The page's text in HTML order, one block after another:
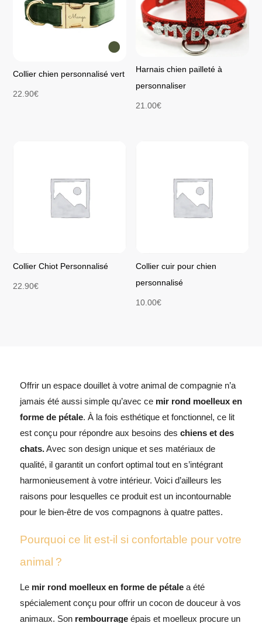
Collier chien personnalisé vert
22.90€
Harnais chien pailleté à
personnaliser
21.00€
Collier Chiot Personnalisé
22.90€
Collier cuir pour chien
personnalisé
10.00€
Offrir un espace douillet à votre animal de compagnie n’a
jamais été aussi simple qu’avec ce mir rond moelleux en
forme de pétale. À la fois esthétique et fonctionnel, ce lit
est conçu pour répondre aux besoins des chiens et des
chats.Avec son design unique et ses matériaux de
qualité, il garantit un confort optimal tout en s’intégrant
harmonieusement à votre intérieur. Voici d’ailleurs les
raisons pour lesquelles ce produit est un incontournable
pour le bien-être de vos compagnons à quatre pattes.
Pourquoi ce lit est-il si confortable pour votre
animal ?
Le mir rond moelleux en forme de pétalea été
spécialement conçu pour offrir un cocon de douceur à vos
animaux. Son rembourrageépais et moelleux procure un